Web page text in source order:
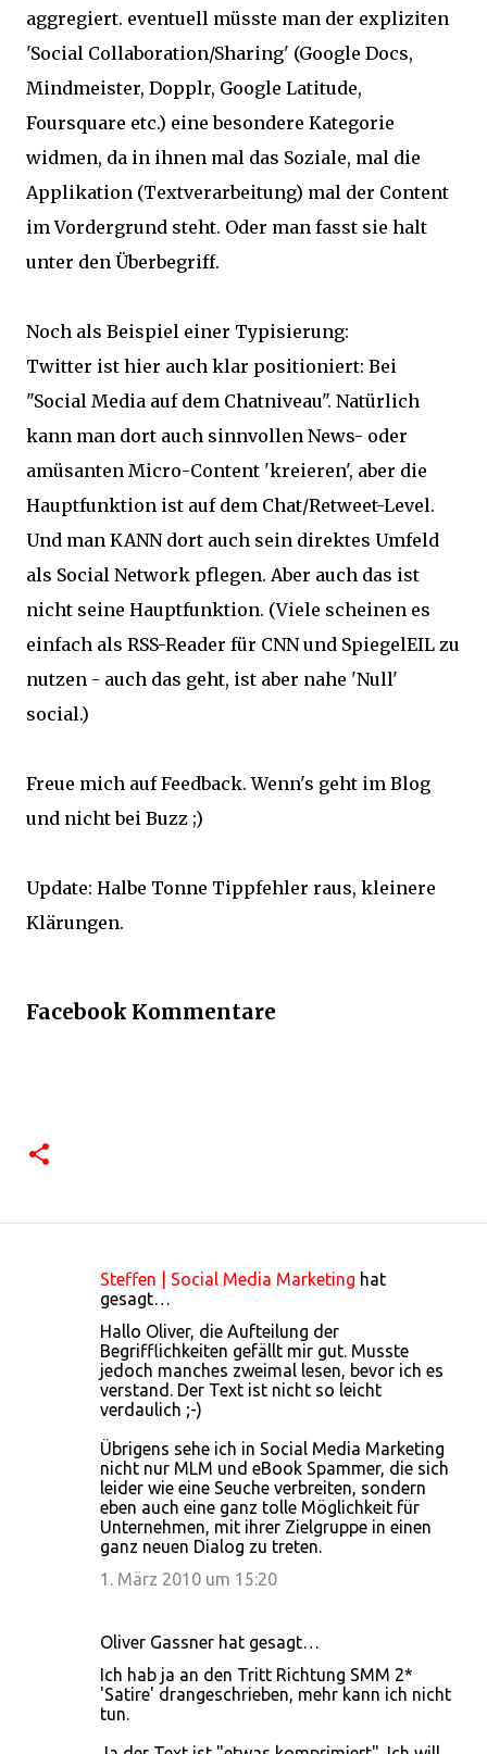
aggregiert. eventuell müsste man der expliziten
'Social Collaboration/Sharing' (Google Docs,
Mindmeister, Dopplr, Google Latitude,
Foursquare etc.) eine besondere Kategorie
widmen, da in ihnen mal das Soziale, mal die
Applikation (Textverarbeitung) mal der Content
im Vordergrund steht. Oder man fasst sie halt
unter den Überbegriff.
Noch als Beispiel einer Typisierung:
Twitter ist hier auch klar positioniert: Bei
"Social Media auf dem Chatniveau". Natürlich
kann man dort auch sinnvollen News- oder
amüsanten Micro-Content 'kreieren', aber die
Hauptfunktion ist auf dem Chat/Retweet-Level.
Und man KANN dort auch sein direktes Umfeld
als Social Network pflegen. Aber auch das ist
nicht seine Hauptfunktion. (Viele scheinen es
einfach als RSS-Reader für CNN und SpiegelEIL zu
nutzen - auch das geht, ist aber nahe 'Null'
social.)
Freue mich auf Feedback. Wenn's geht im Blog
und nicht bei Buzz ;)
Update: Halbe Tonne Tippfehler raus, kleinere
Klärungen.
Facebook Kommentare
Steffen | Social Media Marketing hat
gesagt…
Hallo Oliver, die Aufteilung der
Begrifflichkeiten gefällt mir gut. Musste
jedoch manches zweimal lesen, bevor ich es
verstand. Der Text ist nicht so leicht
verdaulich ;-)
Übrigens sehe ich in Social Media Marketing
nicht nur MLM und eBook Spammer, die sich
leider wie eine Seuche verbreiten, sondern
eben auch eine ganz tolle Möglichkeit für
Unternehmen, mit ihrer Zielgruppe in einen
ganz neuen Dialog zu treten.
1. März 2010 um 15:20
Oliver Gassner hat gesagt…
Ich hab ja an den Tritt Richtung SMM 2*
'Satire' drangeschrieben, mehr kann ich nicht
tun.